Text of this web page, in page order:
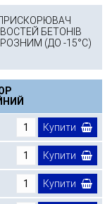
БЕТОНІВ
(ДО -15°С)
Купити
Купити
Купити